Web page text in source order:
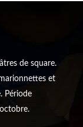
de square.
et
Période